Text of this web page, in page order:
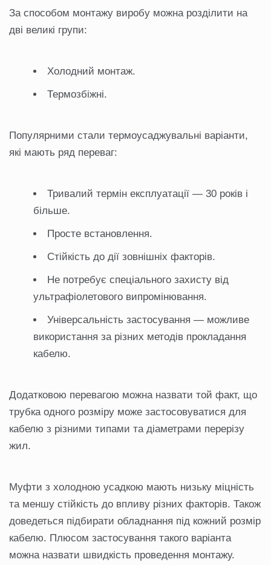
За способом монтажу виробу можна розділити на
дві великі групи:
Холодний монтаж.
Термозбіжні.
Популярними стали термоусаджувальні варіанти,
які мають ряд переваг:
Тривалий термін експлуатації — 30 років і
більше.
Просте встановлення.
Стійкість до дії зовнішніх факторів.
Не потребує спеціального захисту від
ультрафіолетового випромінювання.
Універсальність застосування — можливе
використання за різних методів прокладання
кабелю.
Додатковою перевагою можна назвати той факт, що
трубка одного розміру може застосовуватися для
кабелю з різними типами та діаметрами перерізу
жил.
Муфти з холодною усадкою мають низьку міцність
та меншу стійкість до впливу різних факторів. Також
доведеться підбирати обладнання під кожний розмір
кабелю. Плюсом застосування такого варіанта
можна назвати швидкість проведення монтажу.